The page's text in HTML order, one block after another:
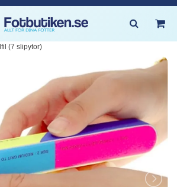
(7 slipytor)